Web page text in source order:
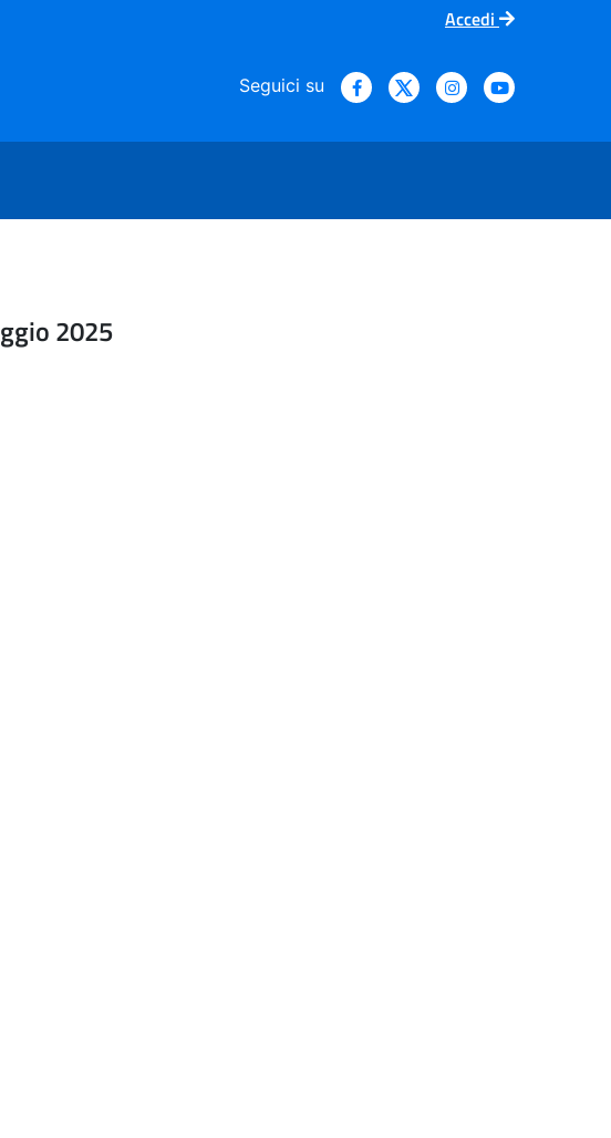
Accedi
Seguici su
Sanitario Nazionale - 30
2025